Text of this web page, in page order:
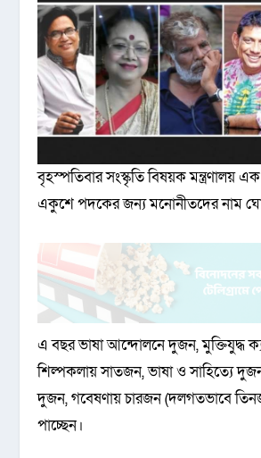
বৃহস্পতিবার সংস্কৃতি বিষয়ক মন্ত্রণালয় এক
একুশে পদকের জন্য মনোনীতদের নাম
এ বছর ভাষা আন্দোলনে দুজন, মুক্তিযুদ্ধ
শিল্পকলায় সাতজন, ভাষা ও সাহিত্যে
দুজন, গবেষণায় চারজন (দলগতভাবে
পাচ্ছেন।